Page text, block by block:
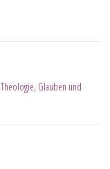
Theologie, Glauben und